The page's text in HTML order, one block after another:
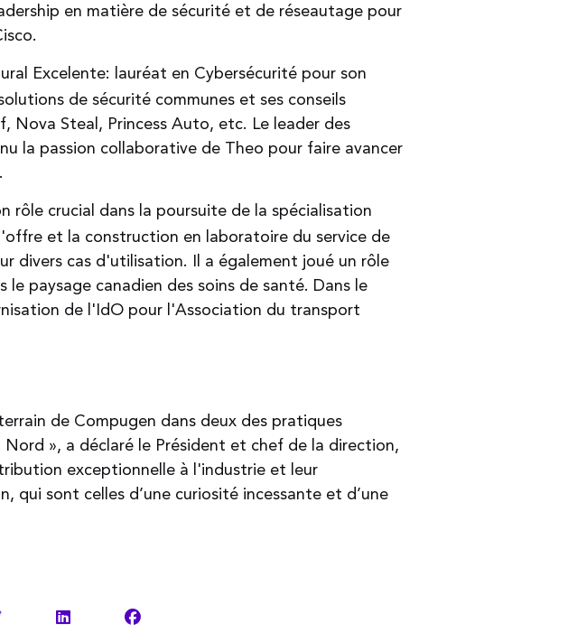
en matière de sécurité et de réseautage pour
Excelente: lauréat en Cybersécurité pour son
de sécurité communes et ses conseils
Nova Steal, Princess Auto, etc. Le leader des
la passion collaborative de Theo pour faire avancer
rôle crucial dans la poursuite de la spécialisation
et la construction en laboratoire du service de
divers cas d'utilisation. Il a également joué un rôle
paysage canadien des soins de santé. Dans le
de l'IdO pour l'Association du transport
de Compugen dans deux des pratiques
», a déclaré le Président et chef de la direction,
exceptionnelle à l'industrie et leur
qui sont celles d’une curiosité incessante et d’une